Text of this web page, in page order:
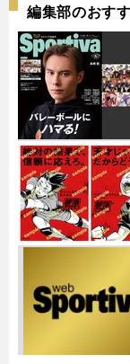
編集部のおす